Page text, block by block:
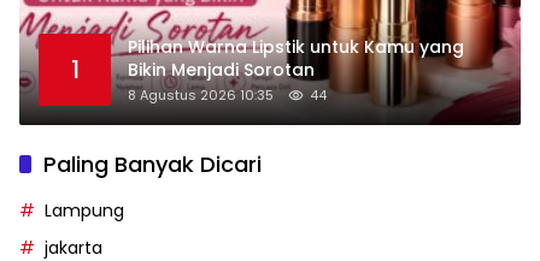
1
Pilihan Warna Lipstik untuk Kamu yang
Bikin Menjadi Sorotan
8 Agustus 2026 10:35 44
Paling Banyak Dicari
Lampung
jakarta